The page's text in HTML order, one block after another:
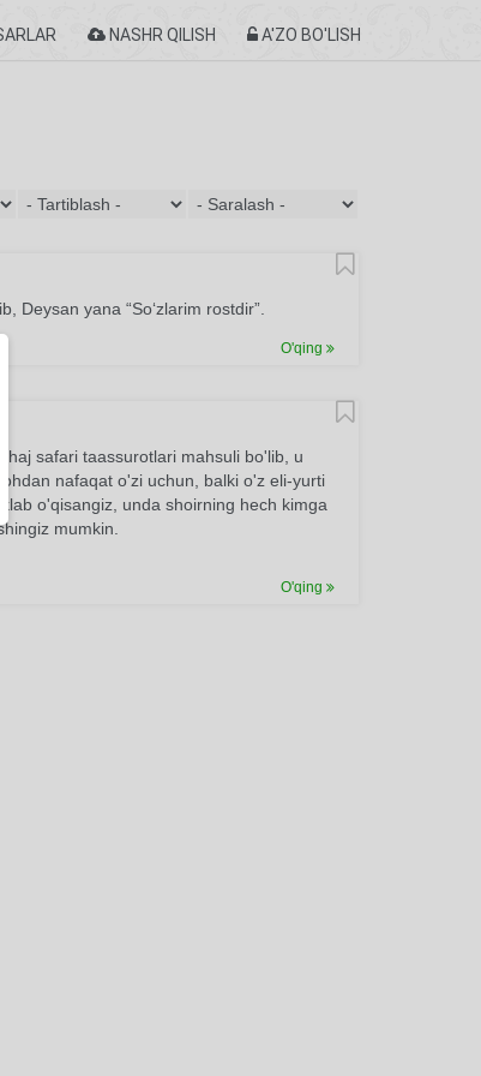
NASHR QILISH A'ZO BO'LISH
Deysan yana “So‘zlarim rostdir”.
O'qing
haj safari taassurotlari mahsuli bo'lib, u
nafaqat o'zi uchun, balki o'z eli-yurti
o'qisangiz, unda shoirning hech kimga
mumkin.
O'qing